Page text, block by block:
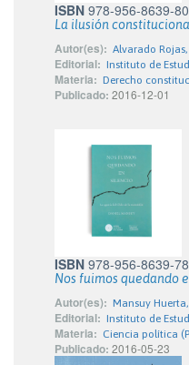
ISBN 978-956-8639-
La ilusión
Autor(es): Alvarado
Editorial: Instituto de
Materia: Derecho
Publicado: 2016-12-01
ISBN 978-956-8639-
Nos fuimos quedando
Autor(es): Mansuy
Editorial: Instituto de
Materia: Ciencia política
Publicado: 2016-05-23